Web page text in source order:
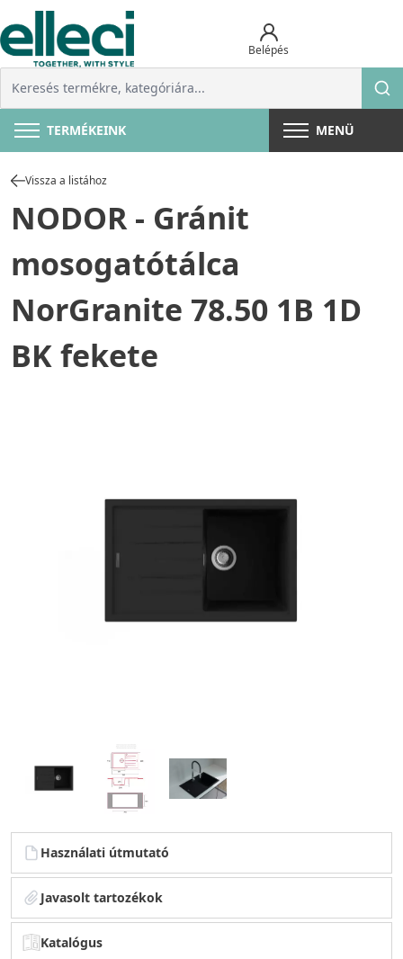
Belépés
TERMÉKEINK MENÜ
Vissza a listához
NODOR - Gránit
mosogatótálca
NorGranite 78.50 1B 1D
BK fekete
Használati útmutató
Javasolt tartozékok
Katalógus